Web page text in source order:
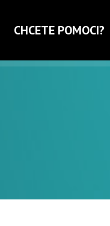
CHCETE POMOCI?